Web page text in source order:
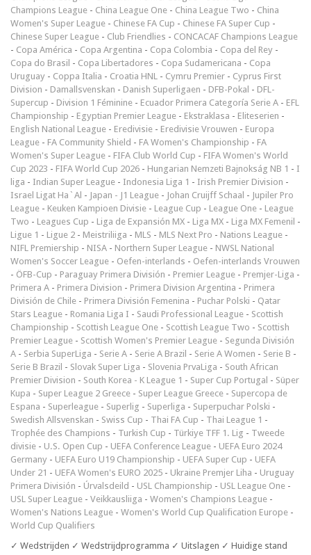
Champions League - China League One - China League Two - China
Women's Super League - Chinese FA Cup - Chinese FA Super Cup -
Chinese Super League - Club Friendlies - CONCACAF Champions League
- Copa América - Copa Argentina - Copa Colombia - Copa del Rey -
Copa do Brasil - Copa Libertadores - Copa Sudamericana - Copa
Uruguay - Coppa Italia - Croatia HNL - Cymru Premier - Cyprus First
Division - Damallsvenskan - Danish Superligaen - DFB-Pokal - DFL-
Supercup - Division 1 Féminine - Ecuador Primera Categoría Serie A - EFL
Championship - Egyptian Premier League - Ekstraklasa - Eliteserien -
English National League - Eredivisie - Eredivisie Vrouwen - Europa
League - FA Community Shield - FA Women's Championship - FA
Women's Super League - FIFA Club World Cup - FIFA Women's World
Cup 2023 - FIFA World Cup 2026 - Hungarian Nemzeti Bajnokság NB 1 - I
liga - Indian Super League - Indonesia Liga 1 - Irish Premier Division -
Israel Ligat Ha`Al - Japan - J1 League - Johan Cruijff Schaal - Jupiler Pro
League - Keuken Kampioen Divisie - League Cup - League One - League
Two - Leagues Cup - Liga de Expansión MX - Liga MX - Liga MX Femenil -
Ligue 1 - Ligue 2 - Meistriliiga - MLS - MLS Next Pro - Nations League -
NIFL Premiership - NISA - Northern Super League - NWSL National
Women's Soccer League - Oefen-interlands - Oefen-interlands Vrouwen
- ÖFB-Cup - Paraguay Primera División - Premier League - Premjer-Liga -
Primera A - Primera Division - Primera Division Argentina - Primera
División de Chile - Primera División Femenina - Puchar Polski - Qatar
Stars League - Romania Liga I - Saudi Professional League - Scottish
Championship - Scottish League One - Scottish League Two - Scottish
Premier League - Scottish Women's Premier League - Segunda División
A - Serbia SuperLiga - Serie A - Serie A Brazil - Serie A Women - Serie B -
Serie B Brazil - Slovak Super Liga - Slovenia PrvaLiga - South African
Premier Division - South Korea - K League 1 - Super Cup Portugal - Süper
Kupa - Super League 2 Greece - Super League Greece - Supercopa de
Espana - Superleague - Superlig - Superliga - Superpuchar Polski -
Swedish Allsvenskan - Swiss Cup - Thai FA Cup - Thai League 1 -
Trophée des Champions - Turkish Cup - Türkiye TFF 1. Lig - Tweede
divisie - U.S. Open Cup - UEFA Conference League - UEFA Euro 2024
Germany - UEFA Euro U19 Championship - UEFA Super Cup - UEFA
Under 21 - UEFA Women's EURO 2025 - Ukraine Premjer Liha - Uruguay
Primera División - Úrvalsdeild - USL Championship - USL League One -
USL Super League - Veikkausliiga - Women's Champions League -
Women's Nations League - Women's World Cup Qualification Europe -
World Cup Qualifiers
✓ Wedstrijden ✓ Wedstrijdprogramma ✓ Uitslagen ✓ Huidige stand